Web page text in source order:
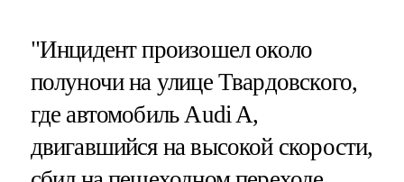
"Инцидент произошел около
полуночи на улице Твардовского,
где автомобиль Audi A,
двигавшийся на высокой скорости,